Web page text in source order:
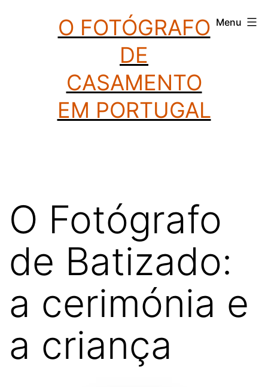
O FOTÓGRAFO
DE
CASAMENTO
EM PORTUGAL
Menu
O Fotógrafo
de Batizado:
a cerimónia e
a criança